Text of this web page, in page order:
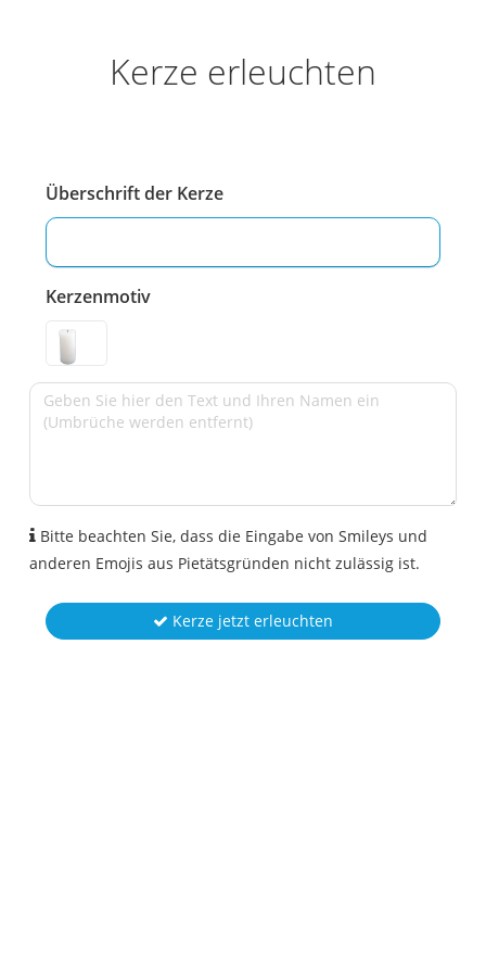
Kerze erleuchten
Überschrift der Kerze
Kerzenmotiv
Bitte beachten Sie, dass die Eingabe von Smileys und
anderen Emojis aus Pietätsgründen nicht zulässig ist.
Kerze jetzt erleuchten